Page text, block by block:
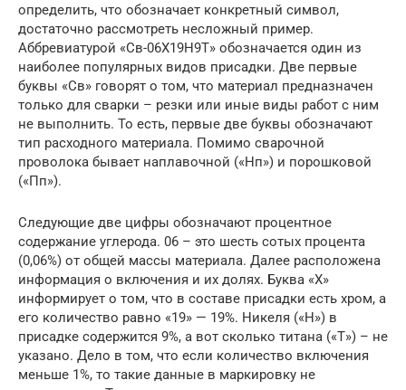
определить, что обозначает конкретный символ,
достаточно рассмотреть несложный пример.
Аббревиатурой «Св-06Х19Н9Т» обозначается один из
наиболее популярных видов присадки. Две первые
буквы «Св» говорят о том, что материал предназначен
только для сварки – резки или иные виды работ с ним
не выполнить. То есть, первые две буквы обозначают
тип расходного материала. Помимо сварочной
проволока бывает наплавочной («Нп») и порошковой
(«Пп»).
Следующие две цифры обозначают процентное
содержание углерода. 06 – это шесть сотых процента
(0,06%) от общей массы материала. Далее расположена
информация о включения и их долях. Буква «Х»
информирует о том, что в составе присадки есть хром, а
его количество равно «19» — 19%. Никеля («Н») в
присадке содержится 9%, а вот сколько титана («Т») – не
указано. Дело в том, что если количество включения
меньше 1%, то такие данные в маркировку не